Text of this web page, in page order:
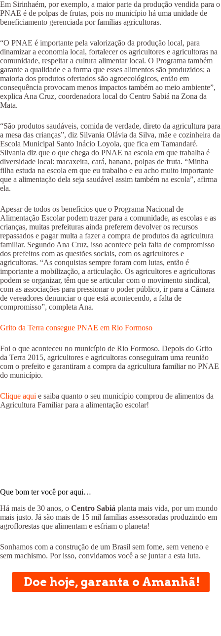
Em Sirinhaém, por exemplo, a maior parte da produção vendida para o
PNAE é de polpas de frutas, pois no município há uma unidade de
beneficiamento gerenciada por famílias agricultoras.
“O PNAE é importante pela valorização da produção local, para
dinamizar a economia local, fortalecer os agricultores e agricultoras na
comunidade, respeitar a cultura alimentar local. O Programa também
garante a qualidade e a forma que esses alimentos são produzidos; a
maioria dos produtos ofertados são agroecológicos, então em
consequência provocam menos impactos também ao meio ambiente”,
explica Ana Cruz, coordenadora local do Centro Sabiá na Zona da
Mata.
“São produtos saudáveis, comida de verdade, direto da agricultura para
a mesa das crianças”, diz Silvania Olávia da Silva, mãe e cozinheira da
Escola Municipal Santo Inácio Loyola, que fica em Tamandaré.
Silvania diz que o que chega do PNAE na escola em que trabalha é
diversidade local: macaxeira, cará, banana, polpas de fruta. “Minha
filha estuda na escola em que eu trabalho e eu acho muito importante
que a alimentação dela seja saudável assim também na escola”, afirma
ela.
Apesar de todos os benefícios que o Programa Nacional de
Alimentação Escolar podem trazer para a comunidade, as escolas e as
crianças, muitas prefeituras ainda preferem devolver os recursos
repassados e pagar multa a fazer a compra de produtos da agricultura
familiar. Segundo Ana Cruz, isso acontece pela falta de compromisso
dos prefeitos com as questões sociais, com os agricultores e
agricultoras. “As conquistas sempre foram com lutas, então é
importante a mobilização, a articulação. Os agricultores e agricultoras
podem se organizar, têm que se articular com o movimento sindical,
com as associações para pressionar o poder público, ir para a Câmara
de vereadores denunciar o que está acontecendo, a falta de
compromisso”, completa Ana.
Grito da Terra consegue PNAE em Rio Formoso
Foi o que aconteceu no município de Rio Formoso. Depois do Grito
da Terra 2015, agricultores e agricultoras conseguiram uma reunião
com o prefeito e garantiram a compra da agricultura familiar no PNAE
do município.
Clique aqui e saiba quanto o seu município comprou de alimentos da
Agricultura Familiar para a alimentação escolar!
Que bom ter você por aqui…
Há mais de 30 anos, o Centro Sabiá planta mais vida, por um mundo
mais justo. Já são mais de 15 mil famílias assessoradas produzindo em
agroflorestas que alimentam e esfriam o planeta!
Sonhamos com a construção de um Brasil sem fome, sem veneno e
sem machismo. Por isso, convidamos você a se juntar a esta luta.
Doe hoje, garanta o Amanhã!